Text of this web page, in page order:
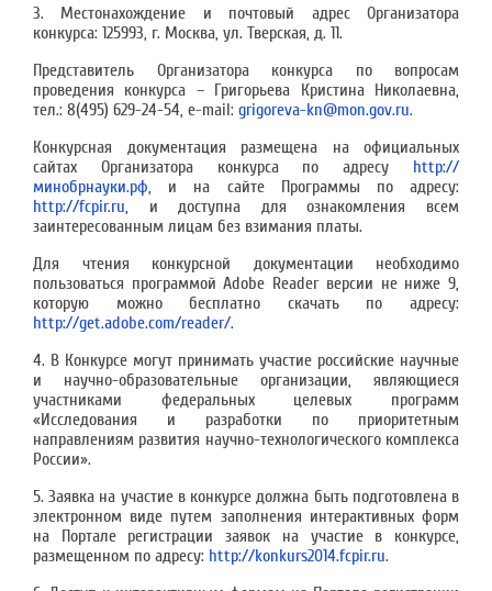
3. Местонахождение и почтовый адрес Организатора
конкурса: 125993, г. Москва, ул. Тверская, д. 11.
Представитель Организатора конкурса по вопросам
проведения конкурса – Григорьева Кристина Николаевна,
тел.: 8(495) 629-24-54, e-mail: grigoreva-kn@mon.gov.ru.
Конкурсная документация размещена на официальных
сайтах Организатора конкурса по адресу http://
минобрнауки.рф, и на сайте Программы по адресу:
http://fcpir.ru, и доступна для ознакомления всем
заинтересованным лицам без взимания платы.
Для чтения конкурсной документации необходимо
пользоваться программой Adobe Reader версии не ниже 9,
которую можно бесплатно скачать по адресу:
http://get.adobe.com/reader/.
4. В Конкурсе могут принимать участие российские научные
и научно-образовательные организации, являющиеся
участниками федеральных целевых программ
«Исследования и разработки по приоритетным
направлениям развития научно-технологического комплекса
России».
5. Заявка на участие в конкурсе должна быть подготовлена в
электронном виде путем заполнения интерактивных форм
на Портале регистрации заявок на участие в конкурсе,
размещенном по адресу: http://konkurs2014.fcpir.ru.